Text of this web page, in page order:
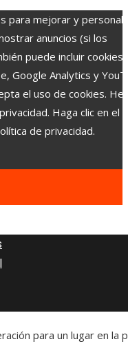
para mejorar y
anuncios (si los
puede incluir cookies
Google Analytics y
el uso de cookies.
Haga clic en el
de privacidad.
para un lugar en la